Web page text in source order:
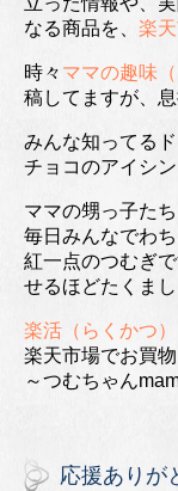
なる商品を、 楽
時々 ママの趣味
稿してますが、
みんな知ってる
チョコのアイシ
ママの甥っ子た
毎日みんなでわ
紅一点のつむぎ
せるほどたくまし
楽活（らくかつ）
楽天市場でお買
～つむちゃん
応援ありが